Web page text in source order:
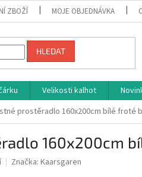
ZBOŽÍ MOJE OBJEDNÁVKA
HLEDAT
Velikosti kalhot
prostěradlo 160x200cm bílé froté
160x200cm
Značka: Kaarsgaren